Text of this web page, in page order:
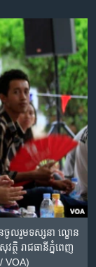
ល​រួម​ទស្សនា ​ល្ខោន​
ត្ថិ​ រាជធានី​ភ្នំពេញ​
VOA)